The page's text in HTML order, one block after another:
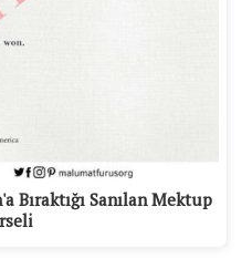
Bıraktığı Sanılan Mektup